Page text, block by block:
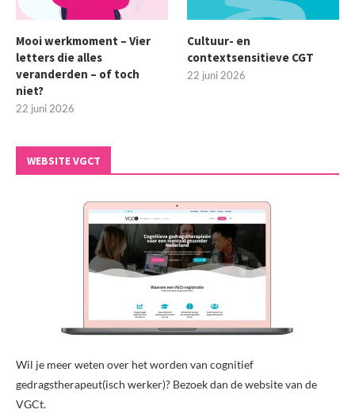
Mooi werkmoment – Vier
letters die alles
veranderden – of toch
niet?
22 juni 2026
Cultuur- en
contextsensitieve CGT
22 juni 2026
WEBSITE VGCT
Wil je meer weten over het worden van cognitief
gedragstherapeut(isch werker)? Bezoek dan de website van de
VGCt.